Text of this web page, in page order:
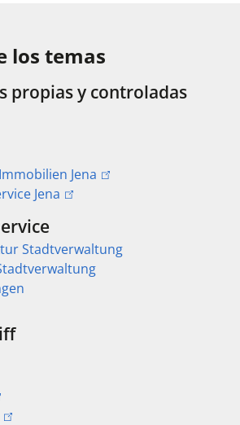
los temas
propias y controladas
Jena
Jena
Stadtverwaltung